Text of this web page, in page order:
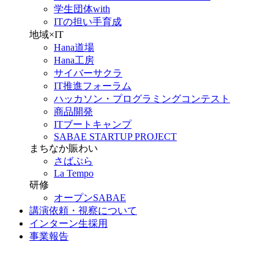
学生団体with
ITの担い手育成
地域×IT
Hana道場
Hana工房
サイバーサクラ
IT推進フォーラム
ハッカソン・プログラミングコンテスト
商品開発
ITブートキャンプ
SABAE STARTUP PROJECT
まちなか賑わい
さばぷら
La Tempo
研修
オープンSABAE
講演依頼・視察について
インターン生採用
事業報告